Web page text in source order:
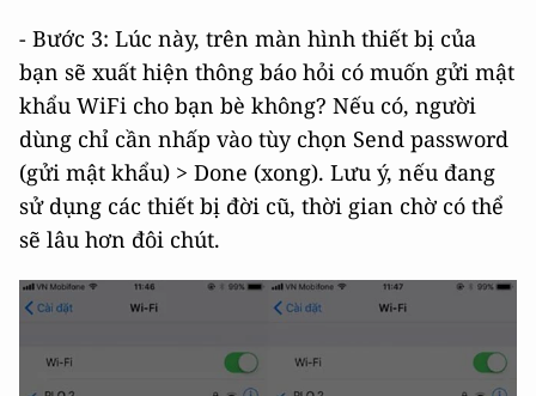
- Bước 3: Lúc này, trên màn hình thiết bị của
bạn sẽ xuất hiện thông báo hỏi có muốn gửi mật
khẩu WiFi cho bạn bè không? Nếu có, người
dùng chỉ cần nhấp vào tùy chọn Send password
(gửi mật khẩu) > Done (xong). Lưu ý, nếu đang
sử dụng các thiết bị đời cũ, thời gian chờ có thể
sẽ lâu hơn đôi chút.